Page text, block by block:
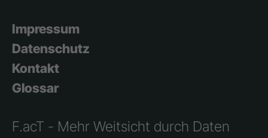
Impressum
Datenschutz
Kontakt
Glossar
F.acT - Mehr Weitsicht durch Daten